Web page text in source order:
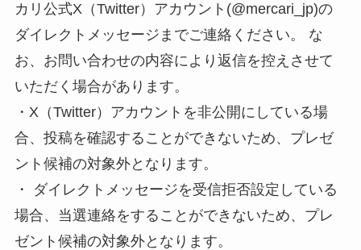
カリ公式X（Twitter）アカウント(@mercari_jp)の
ダイレクトメッセージまでご連絡ください。 な
お、お問い合わせの内容により返信を控えさせて
いただく場合があります。
・X（​​Twitter）アカウントを非公開にしている場
合、投稿を確認することができないため、プレゼ
ント候補の対象外となります。
・ ダイレクトメッセージを受信拒否設定している
場合、当選連絡をすることができないため、プレ
ゼント候補の対象外となります。